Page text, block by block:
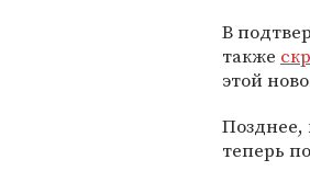
В
также
этой
Позднее,
теперь